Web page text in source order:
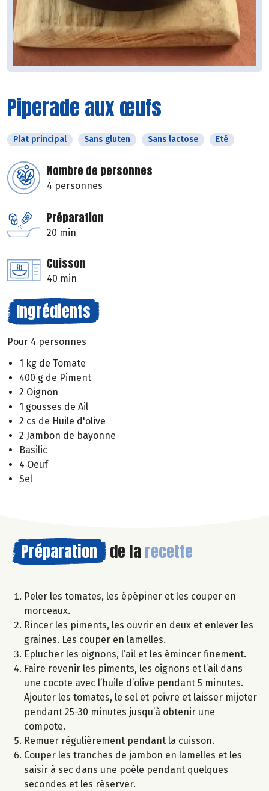
Piperade aux œufs
Plat principal Sans gluten Sans lactose Eté
Nombre de personnes
4 personnes
Préparation
20 min
Cuisson
40 min
Ingrédients
Pour 4 personnes
1 kg de Tomate
400 g de Piment
2 Oignon
1 gousses de Ail
2 cs de Huile d'olive
2 Jambon de bayonne
Basilic
4 Oeuf
Sel
Préparation de la recette
Peler les tomates, les épépiner et les couper en
morceaux.
Rincer les piments, les ouvrir en deux et enlever les
graines. Les couper en lamelles.
Eplucher les oignons, l’ail et les émincer finement.
Faire revenir les piments, les oignons et l’ail dans
une cocote avec l’huile d’olive pendant 5 minutes.
Ajouter les tomates, le sel et poivre et laisser mijoter
pendant 25-30 minutes jusqu’à obtenir une
compote.
Remuer régulièrement pendant la cuisson.
Couper les tranches de jambon en lamelles et les
saisir à sec dans une poêle pendant quelques
secondes et les réserver.